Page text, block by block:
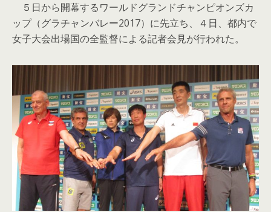
５日から開幕するワールドグランドチャンピオンズカ
ップ（グラチャンバレー2017）に先立ち、４日、都内で
女子大会出場国の全監督による記者会見が行われた。